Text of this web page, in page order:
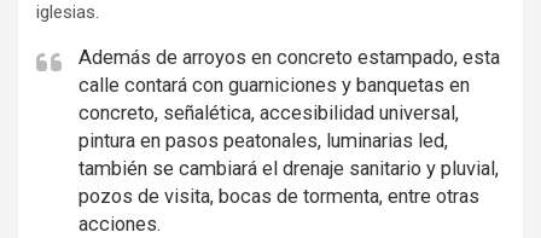
iglesias.
Además de arroyos en concreto estampado, esta
calle contará con guarniciones y banquetas en
concreto, señalética, accesibilidad universal,
pintura en pasos peatonales, luminarias led,
también se cambiará el drenaje sanitario y pluvial,
pozos de visita, bocas de tormenta, entre otras
acciones.